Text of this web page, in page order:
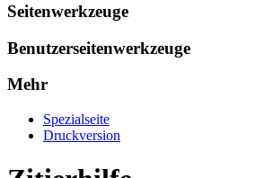
Seitenwerkzeuge
Benutzerseitenwerkzeuge
Mehr
Spezialseite
Druckversion